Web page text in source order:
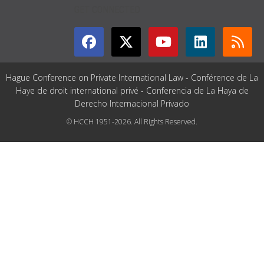
Hague Conference on Private International Law - Conférence de La
Haye de droit international privé - Conferencia de La Haya de
Derecho Internacional Privado
© HCCH 1951-2026. All Rights Reserved.